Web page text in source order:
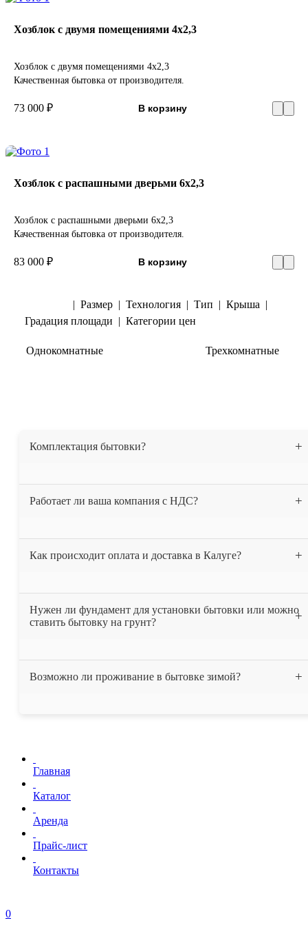
Хозблок с двумя помещениями 4х2,3
Хозблок с двумя помещениями 4х2,3
Качественная бытовка от производителя.
73 000 ₽ В корзину
Хозблок с распашными дверьми 6х2,3
Хозблок с распашными дверьми 6х2,3
Качественная бытовка от производителя.
83 000 ₽ В корзину
Размер Технология Тип Крыша
Градация площади
Категории цен
Однокомнатные Трехкомнатные
Комплектация бытовки?
(пол, потолок, стены). На полу постелен линолеум. Проведена
желании можем укомплектовать бытовку другой мебелью.
Работает ли ваша компания с НДС?
Как происходит оплата и доставка в Калуге?
вам договор. После того как деньги поступают на наш счёт в
течении одного дня привозим бытовку вам на ообъект.
Нужен ли фундамент для установки бытовки или можно
ставить бытовку на грунт?
бетонные блоки. Также можно установить бытовку на ровную
Возможно ли проживание в бытовке зимой?
необходимости могут быть дополнительно утеплены.
Главная
Каталог
Аренда
Прайс-лист
Контакты